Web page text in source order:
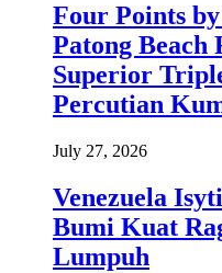
Four Points
Patong
Superior
Percutian
July 27, 2026
Venezuela
Bumi Kuat
Lumpuh